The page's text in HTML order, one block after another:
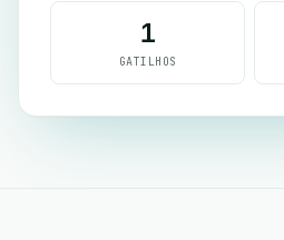
1
GATILHOS